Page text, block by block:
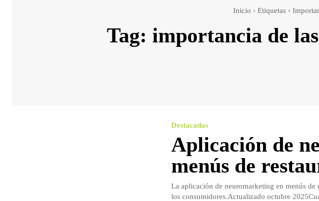
Inicio Etiquetas
Tag: importancia de
Destacadas
Aplicación de
menús de
La aplicación de neuromarketing en menús
los consumidores.Actualizado octubre